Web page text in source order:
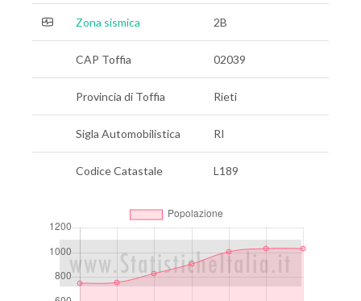
Zona sismica 2B
CAP Toffia 02039
Provincia di Toffia Rieti
Sigla Automobilistica RI
Codice Catastale L189